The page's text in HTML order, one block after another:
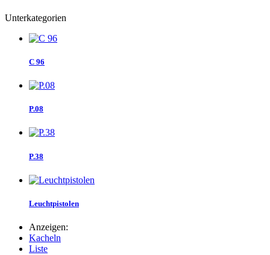
Unterkategorien
C 96
P.08
P.38
Leuchtpistolen
Anzeigen:
Kacheln
Liste